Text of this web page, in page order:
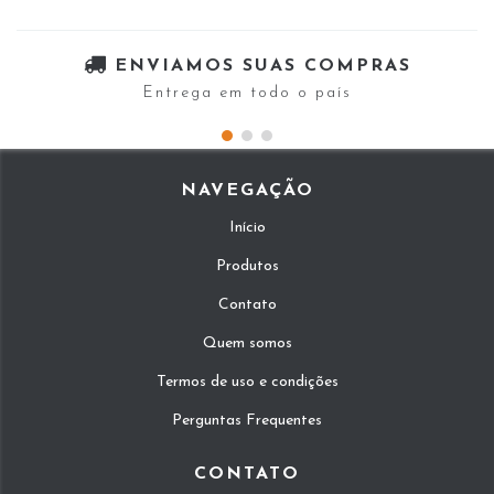
ENVIAMOS SUAS COMPRAS
Entrega em todo o país
NAVEGAÇÃO
Início
Produtos
Contato
Quem somos
Termos de uso e condições
Perguntas Frequentes
CONTATO